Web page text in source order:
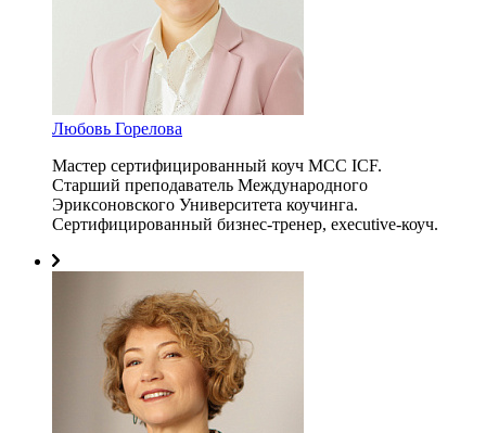
Любовь Горелова
Мастер сертифицированный коуч MCC ICF.
Старший преподаватель Международного
Эриксоновского Университета коучинга.
Сертифицированный бизнес-тренер, executive-коуч.